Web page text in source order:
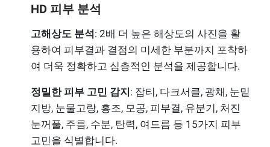
HD 피부 분석
고해상도 분석: 2배 더 높은 해상도의 사진을 활
용하여 피부결과 결점의 미세한 부분까지 포착하
여 더욱 정확하고 심층적인 분석을 제공합니다.
정밀한 피부 고민 감지: 잡티, 다크서클, 광채, 눈밑
지방, 눈물고랑, 홍조, 모공, 피부결, 유분기, 처진
눈꺼풀, 주름, 수분, 탄력, 여드름 등 15가지 피부
고민을 식별합니다.